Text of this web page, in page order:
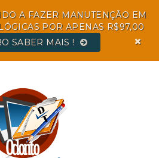
A FAZER MANUTENÇÃO EM
SABER MAIS !